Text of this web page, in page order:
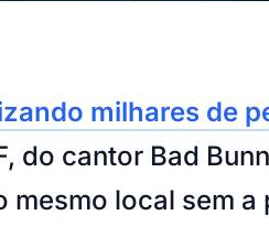
milhares de
do cantor Bad
local sem a